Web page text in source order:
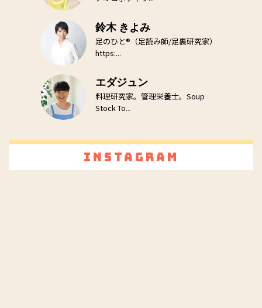
鈴木 きよみ
足のひと®（足読み師/足裏研究家）
https:...
エダジュン
料理研究家。管理栄養士。Soup
Stock To...
Instagram